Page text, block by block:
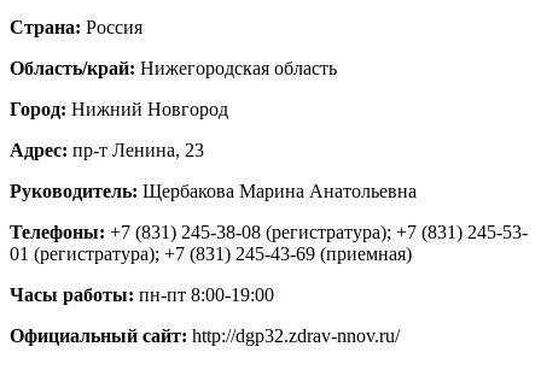
Страна: Россия
Область/край: Нижегородская область
Город: Нижний Новгород
Адрес: пр-т Ленина, 23
Руководитель: Щербакова Марина Анатольевна
Телефоны: +7 (831) 245-38-08 (регистратура); +7 (831) 245-53-
01 (регистратура); +7 (831) 245-43-69 (приемная)
Часы работы: пн-пт 8:00-19:00
Официальный сайт: http://dgp32.zdrav-nnov.ru/